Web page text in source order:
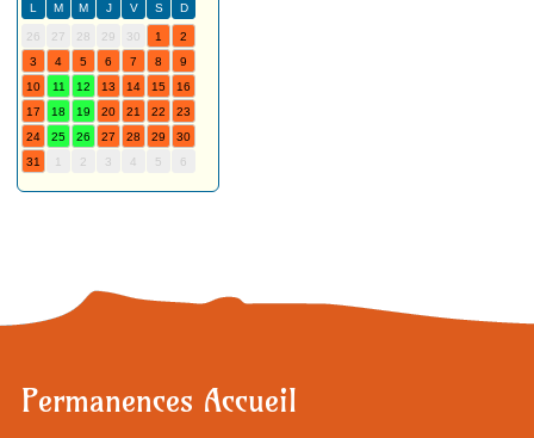
L M M J V S D
26 27 28 29 30 1
2
3
4 5 6 7 8
9
10
11 12 13 14 15
16
17
18 19 20 21 22
23
24
25 26 27 28 29
30
31
1 2 3 4 5 6
Permanences Accueil